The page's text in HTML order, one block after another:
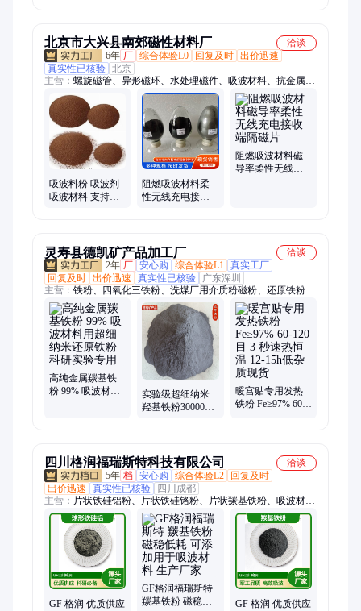
北京市大兴县南郊磁性材料厂
洽谈
6年 厂 综合体验L0 回复及时 出价迅速
真实性已核验 北京
主营： 螺旋磁管、异形磁环、水处理磁件、吸波材料、抗金属磁
片、隔磁片、导磁材料、刷卡机磁片、传感器磁环、磁性材料、
软磁材料、大磁环、无线充电磁片、RFID磁片、高频磁环、钻
井磁棒、钻头磁棒、槽沟磁棒、沟槽磁棒、钻井磁环、钻探磁
环、地探磁环、超大工字磁芯、管状磁环、管状铁氧体磁环
吸波料粉 吸波剂
吸波材料 支持加
阻燃吸波材料柔
性无线充电接收
阻燃吸波材料磁
导率柔性无线充
灵寿县德凯矿产品加工厂
洽谈
2年 厂 安心购 综合体验L1 真实工厂
回复及时 出价迅速 真实性已核验
广东深圳
主营： 铁粉、四氧化三铁粉、洗煤厂用介质粉磁粉、还原铁粉、
一次还原铁粉、二次还原铁粉、钕铁硼磁粉、纸浆蛋托、超细还
原铁粉、生铁粉、发热铁粉、配重铁砂、雾化铁粉、水处理磁
粉、洗煤厂用介质粉、置换铜铁粉、脱氧剂用铁粉、环保鸡蛋
托、可降解防水鸡蛋托、抗压防震鸡蛋托盘、硫化铁、氧化铁、
赤铁粉、铸铁粉、钡铁氧体
高纯金属羰基铁
粉 99% 吸波材料
实验级超细纳米
羟基铁粉30000目
暖宫贴专用发热
铁粉 Fe≥97% 60-
四川格润福瑞斯特科技有限公司
洽谈
5年 档 安心购 综合体验L2
回复及时
出价迅速
真实性已核验
四川成都
主营： 片状铁硅铝粉、片状铁硅铬粉、片状羰基铁粉、吸波材
料、片状羰基镍粉、羰基铁粉、球型铁硅铝粉、钛铁粉、钼铁
粉、铌铁粉、铬铁粉、钒铁粉、雾化镍粉、钛合金粉末、高温合
金粉、3D打印粉、钼粉、金属铬粉、钛粉
GF 格润 优质供应
GF格润福瑞斯特
羰基铁粉 磁稳低
GF 格润 优质供应